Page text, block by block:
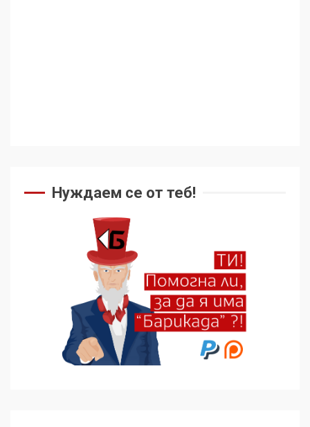
Нуждаем се от теб!